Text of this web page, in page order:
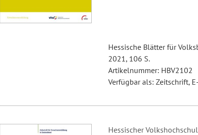
Hessische Blätter für
2021, 106 S.
Artikelnummer: HBV2102
Verfügbar als: Zeitschrift,
Hessischer